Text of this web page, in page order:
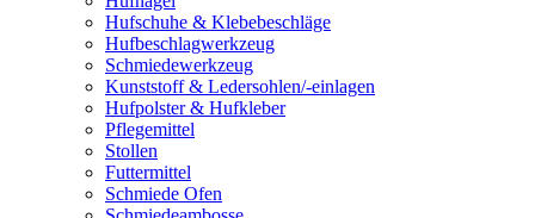
Hufschuhe & Klebebeschläge
Hufbeschlagwerkzeug
Schmiedewerkzeug
Kunststoff & Ledersohlen/-einlagen
Hufpolster & Hufkleber
Pflegemittel
Stollen
Futtermittel
Schmiede Ofen